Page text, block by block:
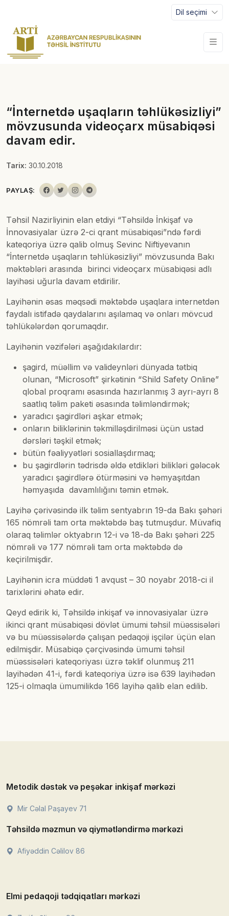
Dil seçimi
“İnternetdə uşaqların təhlükəsizliyi”
mövzusunda videoçarx müsabiqəsi
davam edir.
Tarix: 30.10.2018
PAYLAŞ:
Təhsil Nazirliyinin elan etdiyi “Təhsildə İnkişaf və
İnnovasiyalar üzrə 2-ci qrant müsabiqəsi”ndə fərdi
kateqoriya üzrə qalib olmuş Sevinc Niftiyevanın
“İnternetdə uşaqların təhlükəsizliyi” mövzusunda Bakı
məktəbləri arasında birinci videoçarx müsabiqəsi adlı
layihəsi uğurla davam etdirilir.
Layihənin əsas məqsədi məktəbdə uşaqlara internetdən
faydalı istifadə qaydalarını aşılamaq və onları mövcud
təhlükələrdən qorumaqdır.
Layihənin vəzifələri aşağıdakılardır:
şagird, müəllim və valideynləri dünyada tətbiq
olunan, “Microsoft” şirkətinin “Shild Safety Online”
qlobal proqramı əsasında hazırlanmış 3 ayrı-ayrı 8
saatlıq təlim paketi əsasında təlimləndirmək;
yaradıcı şagirdləri aşkar etmək;
onların biliklərinin təkmilləşdirilməsi üçün ustad
dərsləri təşkil etmək;
bütün fəaliyyətləri sosiallaşdırmaq;
bu şagirdlərin tədrisdə əldə etdikləri bilikləri gələcək
yaradıcı şagirdlərə ötürməsini və həmyaşıtdan
həmyaşıda davamlılığını təmin etmək.
Layihə çərivəsində ilk təlim sentyabrın 19-da Bakı şəhəri
165 nömrəli tam orta məktəbdə baş tutmuşdur. Müvafiq
olaraq təlimlər oktyabrın 12-i və 18-də Bakı şəhəri 225
nömrəli və 177 nömrəli tam orta məktəbdə də
keçirilmişdir.
Layihənin icra müddəti 1 avqust – 30 noyabr 2018-ci il
tarixlərini əhatə edir.
Qeyd edirik ki, Təhsildə inkişaf və innovasiyalar üzrə
ikinci qrant müsabiqəsi dövlət ümumi təhsil müəssisələri
və bu müəssisələrdə çalışan pedaqoji işçilər üçün elan
edilmişdir. Müsabiqə çərçivəsində ümumi təhsil
müəssisələri kateqoriyası üzrə təklif olunmuş 211
layihədən 41-i, fərdi kateqoriya üzrə isə 639 layihədən
125-i olmaqla ümumilikdə 166 layihə qalib elan edilib.
Metodik dəstək və peşəkar inkişaf mərkəzi
Mir Cəlal Paşayev 71
Təhsildə məzmun və qiymətləndirmə mərkəzi
Afiyəddin Cəlilov 86
Elmi pedaqoji tədqiqatları mərkəzi